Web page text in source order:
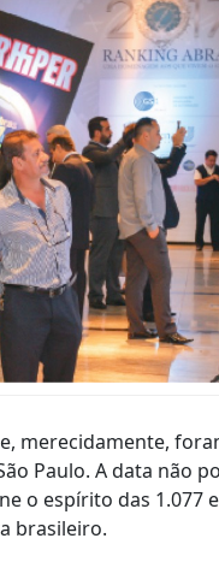
merecidamente,
Paulo. A data não
o espírito das 1.077
brasileiro.